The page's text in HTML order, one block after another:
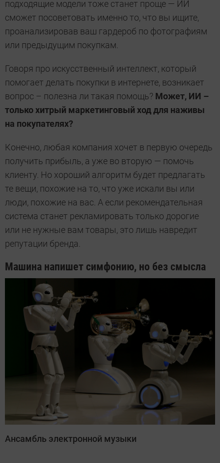
подходящие модели тоже станет проще — ИИ
сможет посоветовать именно то, что вы ищите,
проанализировав ваш гардероб по фотографиям
или предыдущим покупкам.
Говоря про искусственный интеллект, который
помогает делать покупки в интернете, возникает
вопрос – полезна ли такая помощь? Может, ИИ –
только хитрый маркетинговый ход для наживы
на покупателях?
Конечно, любая компания хочет в первую очередь
получить прибыль, а уже во вторую — помочь
клиенту. Но хороший алгоритм будет предлагать
те вещи, похожие на то, что уже искали вы или
люди, похожие на вас. А если рекомендательная
система станет рекламировать только дорогие
или не нужные вам товары, это лишь навредит
репутации бренда.
Машина напишет симфонию, но без смысла
Ансамбль электронной музыки